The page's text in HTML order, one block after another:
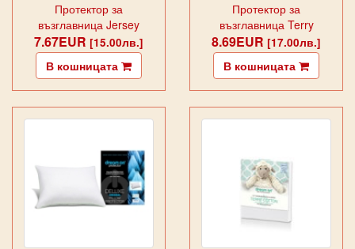
Протектор за
възглавница Jersey
COTTON
7.67EUR [15.00лв.]
В кошницата
Протектор за
възглавница Terry
Bamboo
8.69EUR [17.00лв.]
В кошницата